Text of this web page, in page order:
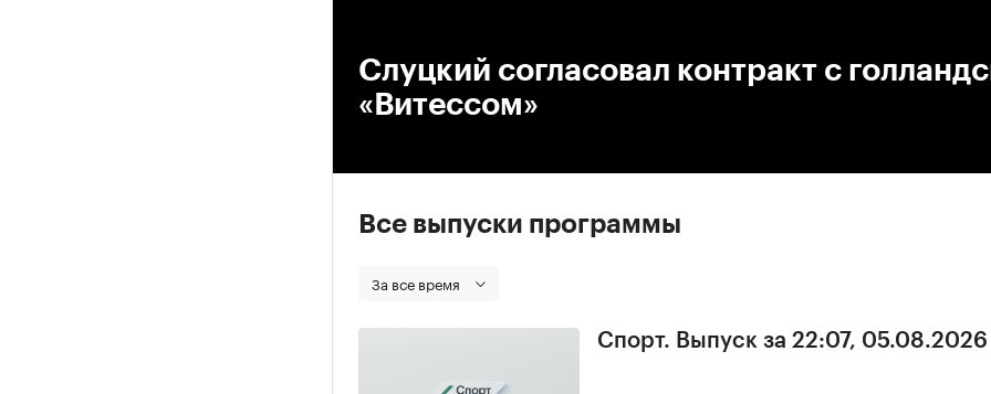
Слуцкий согласовал контракт с
«Витессом»
Все выпуски программы
За все время
Спорт. Выпуск за 22:07, 05.08.2026